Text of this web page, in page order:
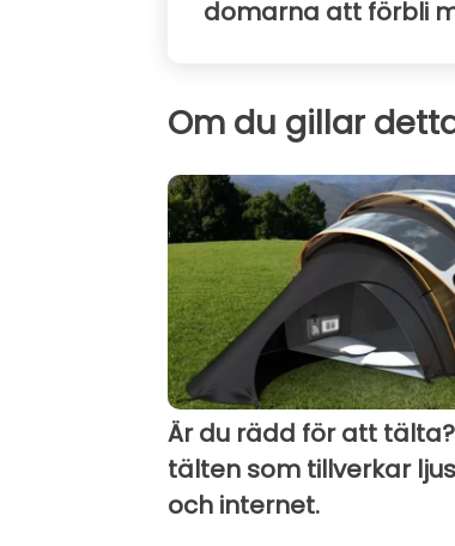
domarna att förbli
Om du gillar
Är du rädd för att
tälten som tillverkar
och internet.